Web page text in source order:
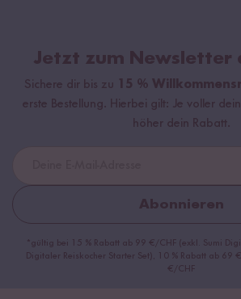
Jetzt zum Newsletter
Sichere dir bis zu 15 %
erste Bestellung. Hierbei gilt: Je voller
höher dein Rabatt.
Abonnieren
*gültig bei 15 % Rabatt ab 99 €/CHF (exkl. Sumi
Digitaler Reiskocher Starter Set), 10 % Rabatt ab 69
€/CHF